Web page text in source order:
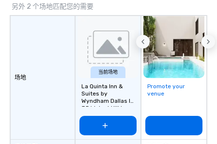
另外 2 个场地匹配您的需要
场地
当前场地
La Quinta Inn &
Suites by
Wyndham Dallas I-
35 Walnut Hill Ln
Promote your
venue